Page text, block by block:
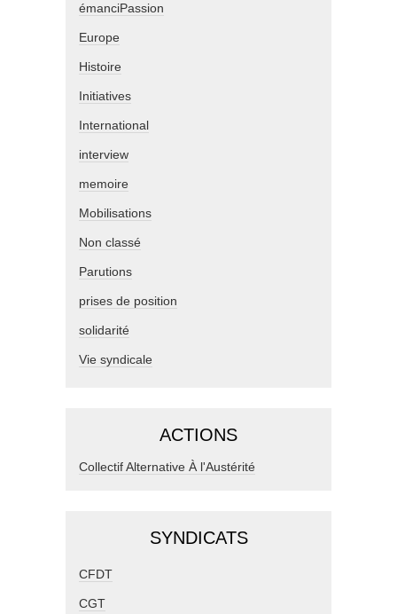
émanciPassion
Europe
Histoire
Initiatives
International
interview
memoire
Mobilisations
Non classé
Parutions
prises de position
solidarité
Vie syndicale
ACTIONS
Collectif Alternative À l'Austérité
SYNDICATS
CFDT
CGT